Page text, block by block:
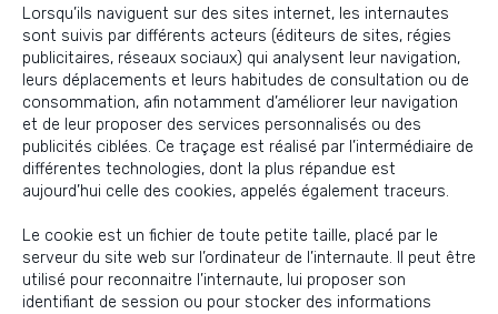
Lorsqu’ils naviguent sur des sites internet, les internautes
sont suivis par différents acteurs (éditeurs de sites, régies
publicitaires, réseaux sociaux) qui analysent leur navigation,
leurs déplacements et leurs habitudes de consultation ou de
consommation, afin notamment d’améliorer leur navigation
et de leur proposer des services personnalisés ou des
publicités ciblées. Ce traçage est réalisé par l’intermédiaire de
différentes technologies, dont la plus répandue est
aujourd’hui celle des cookies, appelés également traceurs.
Le cookie est un fichier de toute petite taille, placé par le
serveur du site web sur l’ordinateur de l’internaute. Il peut être
utilisé pour reconnaitre l’internaute, lui proposer son
identifiant de session ou pour stocker des informations